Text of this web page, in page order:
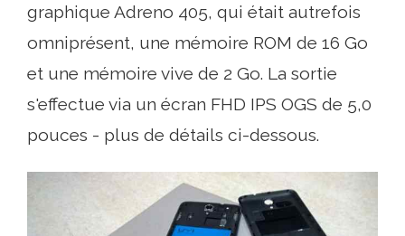
graphique Adreno 405, qui était autrefois
omniprésent, une mémoire ROM de 16 Go
et une mémoire vive de 2 Go. La sortie
s'effectue via un écran FHD IPS OGS de 5,0
pouces - plus de détails ci-dessous.